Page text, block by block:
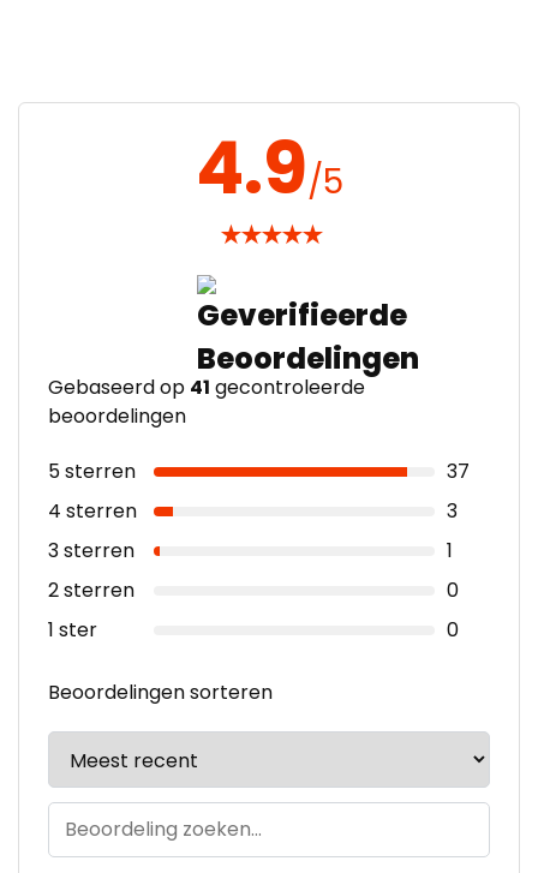
4.9/5
★★★★★
Gebaseerd op 41 gecontroleerde
beoordelingen
5 sterren
37
4 sterren
3
3 sterren
1
2 sterren
0
1 ster
0
Beoordelingen sorteren